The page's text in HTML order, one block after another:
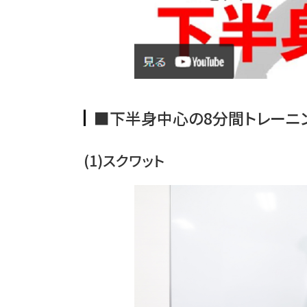
■下半身中心の8分間トレーニ
(1)スクワット